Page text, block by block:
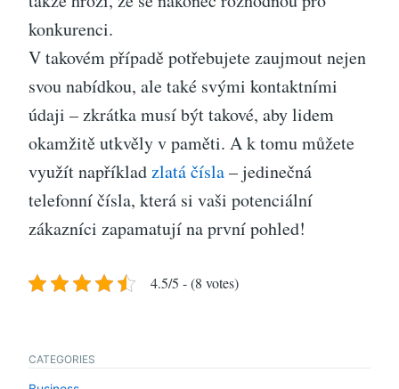
konkurenci.
V takovém případě potřebujete zaujmout nejen
svou nabídkou, ale také svými kontaktními
údaji – zkrátka musí být takové, aby lidem
okamžitě utkvěly v paměti. A k tomu můžete
využít napříkladzlatá čísla– jedinečná
telefonní čísla, která si vaši potenciální
zákazníci zapamatují na první pohled!
4.5/5 - (8 votes)
CATEGORIES